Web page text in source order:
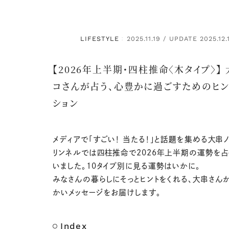
LIFESTYLE ： 2025.11.19 / UPDATE
【2026年上半期・四柱推命〈木タイプ〉】
コさんが占う、心豊かに過ごすためのヒン
ション
メディアで「すごい！ 当たる！」と話題を集める大串
リンネルでは四柱推命で2026年上半期の運勢を占
いました。10タイプ別に見る運勢はいかに。
みなさんの暮らしにそっとヒントをくれる、大串さん
かいメッセージをお届けします。
Index